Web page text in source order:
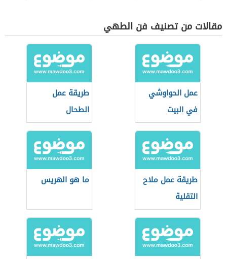
مقالات من تصنيف فن الطهي
عمل الحواوشي
في البيت
طريقة عمل
الطحال
طريقة عمل ملاح
التقلية
ما هو الهريس